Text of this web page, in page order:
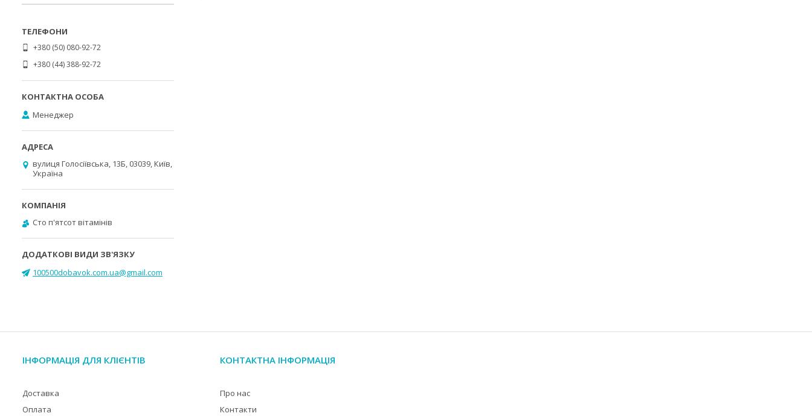
+380 (50) 080-92-72
+380 (44) 388-92-72
Менеджер
вулиця Голосіївська, 13Б, 03039, Київ,
Україна
Cто п'ятсот вітамінів
100500dobavok.com.ua@gmail.com
ІНФОРМАЦІЯ ДЛЯ КЛІЄНТІВ
Доставка
Оплата
КОНТАКТНА ІНФОРМАЦІЯ
Про нас
Контакти